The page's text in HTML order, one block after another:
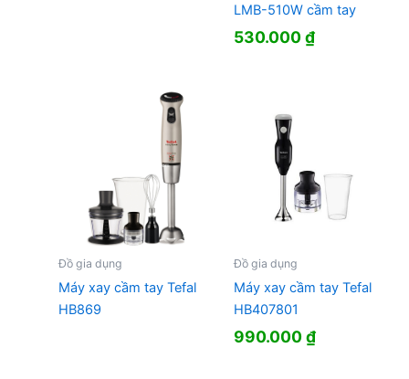
LMB-510W cầm tay
530.000₫
Đồ gia dụng
Máy xay cầm tay Tefal
HB869
Đồ gia dụng
Máy xay cầm tay Tefal
HB407801
990.000₫